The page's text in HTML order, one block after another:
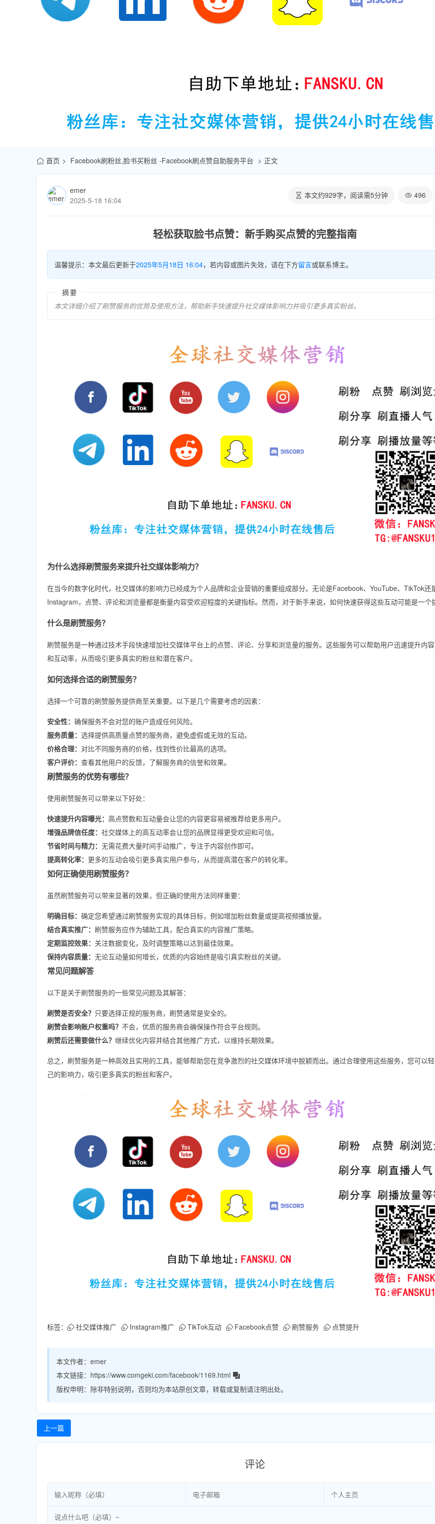
首页 Facebook刷粉丝,脸书买粉丝 -Facebook刷点赞自助服务平台 正文
emer
2025-5-18 16:04
本文约929字，阅读需5分钟 496
轻松获取脸书点赞：新手购买点赞的完整指南
温馨提示：本文最后更新于2025年5月18日 16:04，若内容或图片失效，请在下方留言或联系博主。
摘要
本文详细介绍了刷赞服务的优势及使用方法，帮助新手快速提升社交媒体影响力并吸引更多真实粉丝。
为什么选择刷赞服务来提升社交媒体影响力？
在当今的数字化时代，社交媒体的影响力已经成为个人品牌和企业营销的重要组成部分。无论是Facebook、YouTube、TikTok还
Instagram，点赞、评论和浏览量都是衡量内容受欢迎程度的关键指标。然而，对于新手来说，如何快速获得这些互动可能是一个
什么是刷赞服务？
刷赞服务是一种通过技术手段快速增加社交媒体平台上的点赞、评论、分享和浏览量的服务。这些服务可以帮助用户迅速提升内
和互动率，从而吸引更多真实的粉丝和潜在客户。
如何选择合适的刷赞服务？
选择一个可靠的刷赞服务提供商至关重要。以下是几个需要考虑的因素：
安全性： 确保服务不会对您的账户造成任何风险。
服务质量： 选择提供高质量点赞的服务商，避免虚假或无效的互动。
价格合理： 对比不同服务商的价格，找到性价比最高的选项。
客户评价： 查看其他用户的反馈，了解服务商的信誉和效果。
刷赞服务的优势有哪些？
使用刷赞服务可以带来以下好处：
快速提升内容曝光： 高点赞数和互动量会让您的内容更容易被推荐给更多用户。
增强品牌信任度： 社交媒体上的高互动率会让您的品牌显得更受欢迎和可信。
节省时间与精力： 无需花费大量时间手动推广，专注于内容创作即可。
提高转化率： 更多的互动会吸引更多真实用户参与，从而提高潜在客户的转化率。
如何正确使用刷赞服务？
虽然刷赞服务可以带来显著的效果，但正确的使用方法同样重要：
明确目标： 确定您希望通过刷赞服务实现的具体目标，例如增加粉丝数量或提高视频播放量。
结合真实推广： 刷赞服务应作为辅助工具，配合真实的内容推广策略。
定期监控效果： 关注数据变化，及时调整策略以达到最佳效果。
保持内容质量： 无论互动量如何增长，优质的内容始终是吸引真实粉丝的关键。
常见问题解答
以下是关于刷赞服务的一些常见问题及其解答：
刷赞是否安全？ 只要选择正规的服务商，刷赞通常是安全的。
刷赞会影响账户权重吗？ 不会，优质的服务商会确保操作符合平台规则。
刷赞后还需要做什么？ 继续优化内容并结合其他推广方式，以维持长期效果。
总之，刷赞服务是一种高效且实用的工具，能够帮助您在竞争激烈的社交媒体环境中脱颖而出。通过合理使用这些服务，您可以
己的影响力，吸引更多真实的粉丝和客户。
标签： 社交媒体推广 Instagram推广 TikTok互动 Facebook点赞 刷赞服务 点赞提升
本文作者： emer
本文链接： https://www.comgeki.com/facebook/1169.html
版权申明： 除非特别说明，否则均为本站原创文章，转载或复制请注明出处。
上一篇
评论